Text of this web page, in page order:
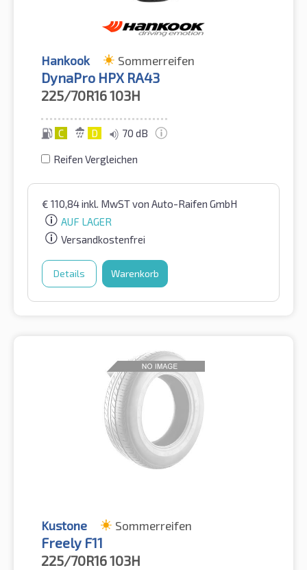
Hankook Sommerreifen
DynaPro HPX RA43
225/70R16103H
C D 70 dB
Reifen Vergleichen
€ 110,84inkl. MwSTvon Auto-Raifen GmbH
AUF LAGER
Versandkostenfrei
Details Warenkorb
Kustone Sommerreifen
Freely F11
225/70R16103H